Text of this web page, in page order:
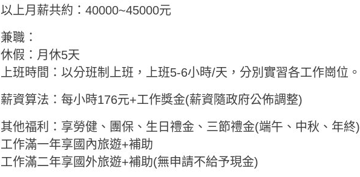
以上月薪共約：40000~45000元
兼職：
休假：月休5天
上班時間：以分班制上班，上班5-6小時/天，分別實習各工作崗位。
薪資算法：每小時176元+工作獎金(薪資隨政府公佈調整)
其他福利：享勞健、團保、生日禮金、三節禮金(端午、中秋、年終)
工作滿一年享國內旅遊+補助
工作滿二年享國外旅遊+補助(無申請不給予現金)